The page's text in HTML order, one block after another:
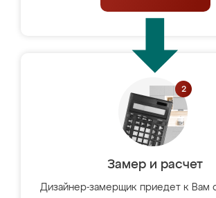
Замер и расчет
Дизайнер-замерщик приедет к Вам